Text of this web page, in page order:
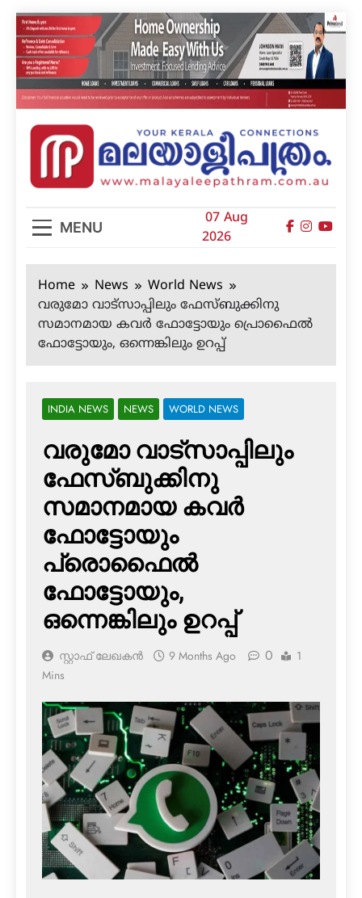
Skip
to
content
മലയാളിപത്രം
MENU
07 Aug
2026
Home News
World News
വരുമോ വാട്‌സാപ്പിലും ഫേസ്ബുക്കിനു
സമാനമായ കവര്‍ ഫോട്ടോയും പ്രൊഫൈല്‍
ഫോട്ടോയും, ഒന്നെങ്കിലും ഉറപ്പ്
INDIA NEWS NEWS WORLD NEWS
വരുമോ വാട്‌സാപ്പിലും
ഫേസ്ബുക്കിനു
സമാനമായ കവര്‍
ഫോട്ടോയും
പ്രൊഫൈല്‍
ഫോട്ടോയും,
ഒന്നെങ്കിലും ഉറപ്പ്
സ്റ്റാഫ് ലേഖകൻ 9 Months Ago 0
1
Mins